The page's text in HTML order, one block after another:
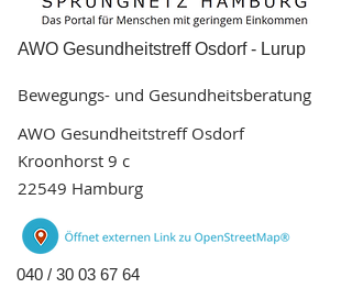
AWO Gesundheitstreff Osdorf - Lurup
Bewegungs- und Gesundheitsberatung
AWO Gesundheitstreff Osdorf
Kroonhorst 9 c
22549 Hamburg
040 / 30 03 67 64